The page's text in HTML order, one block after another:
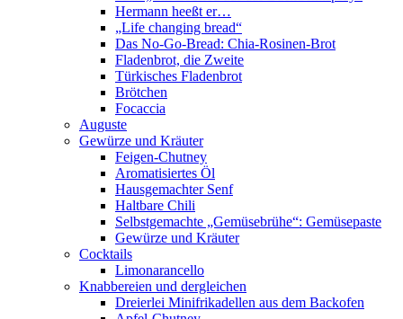
Hermann heeßt er…
„Life changing bread“
Das No-Go-Bread: Chia-Rosinen-Brot
Fladenbrot, die Zweite
Türkisches Fladenbrot
Brötchen
Focaccia
Auguste
Gewürze und Kräuter
Feigen-Chutney
Aromatisiertes Öl
Hausgemachter Senf
Haltbare Chili
Selbstgemachte „Gemüsebrühe“: Gemüsepaste
Gewürze und Kräuter
Cocktails
Limonarancello
Knabbereien und dergleichen
Dreierlei Minifrikadellen aus dem Backofen